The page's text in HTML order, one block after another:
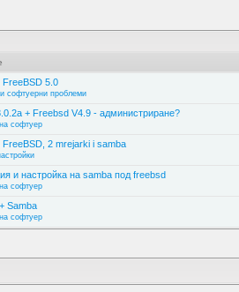
FreeBSD 5.0
софтуерни проблеми
+ Freebsd V4.9 - администриране?
софтуер
FreeBSD, 2 mrejarki i samba
и настройка на samba под freebsd
софтуер
Samba
софтуер